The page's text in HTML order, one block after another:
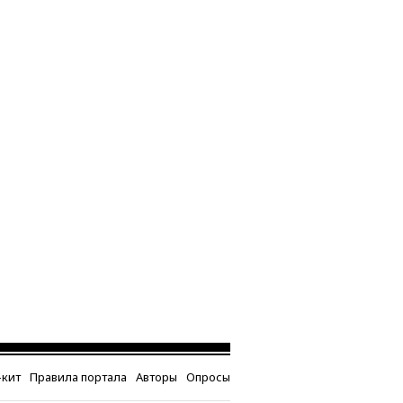
Правила портала Авторы Опросы